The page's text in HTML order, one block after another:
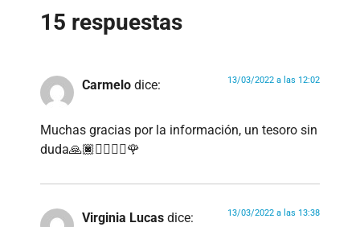
15 respuestas
Carmelo dice: 13/03/2022 a las 12:02
Muchas gracias por la información, un tesoro sin
duda🙏🏿🙇🏿‍♂️☸️🌹
Virginia Lucas dice: 13/03/2022 a las 13:38